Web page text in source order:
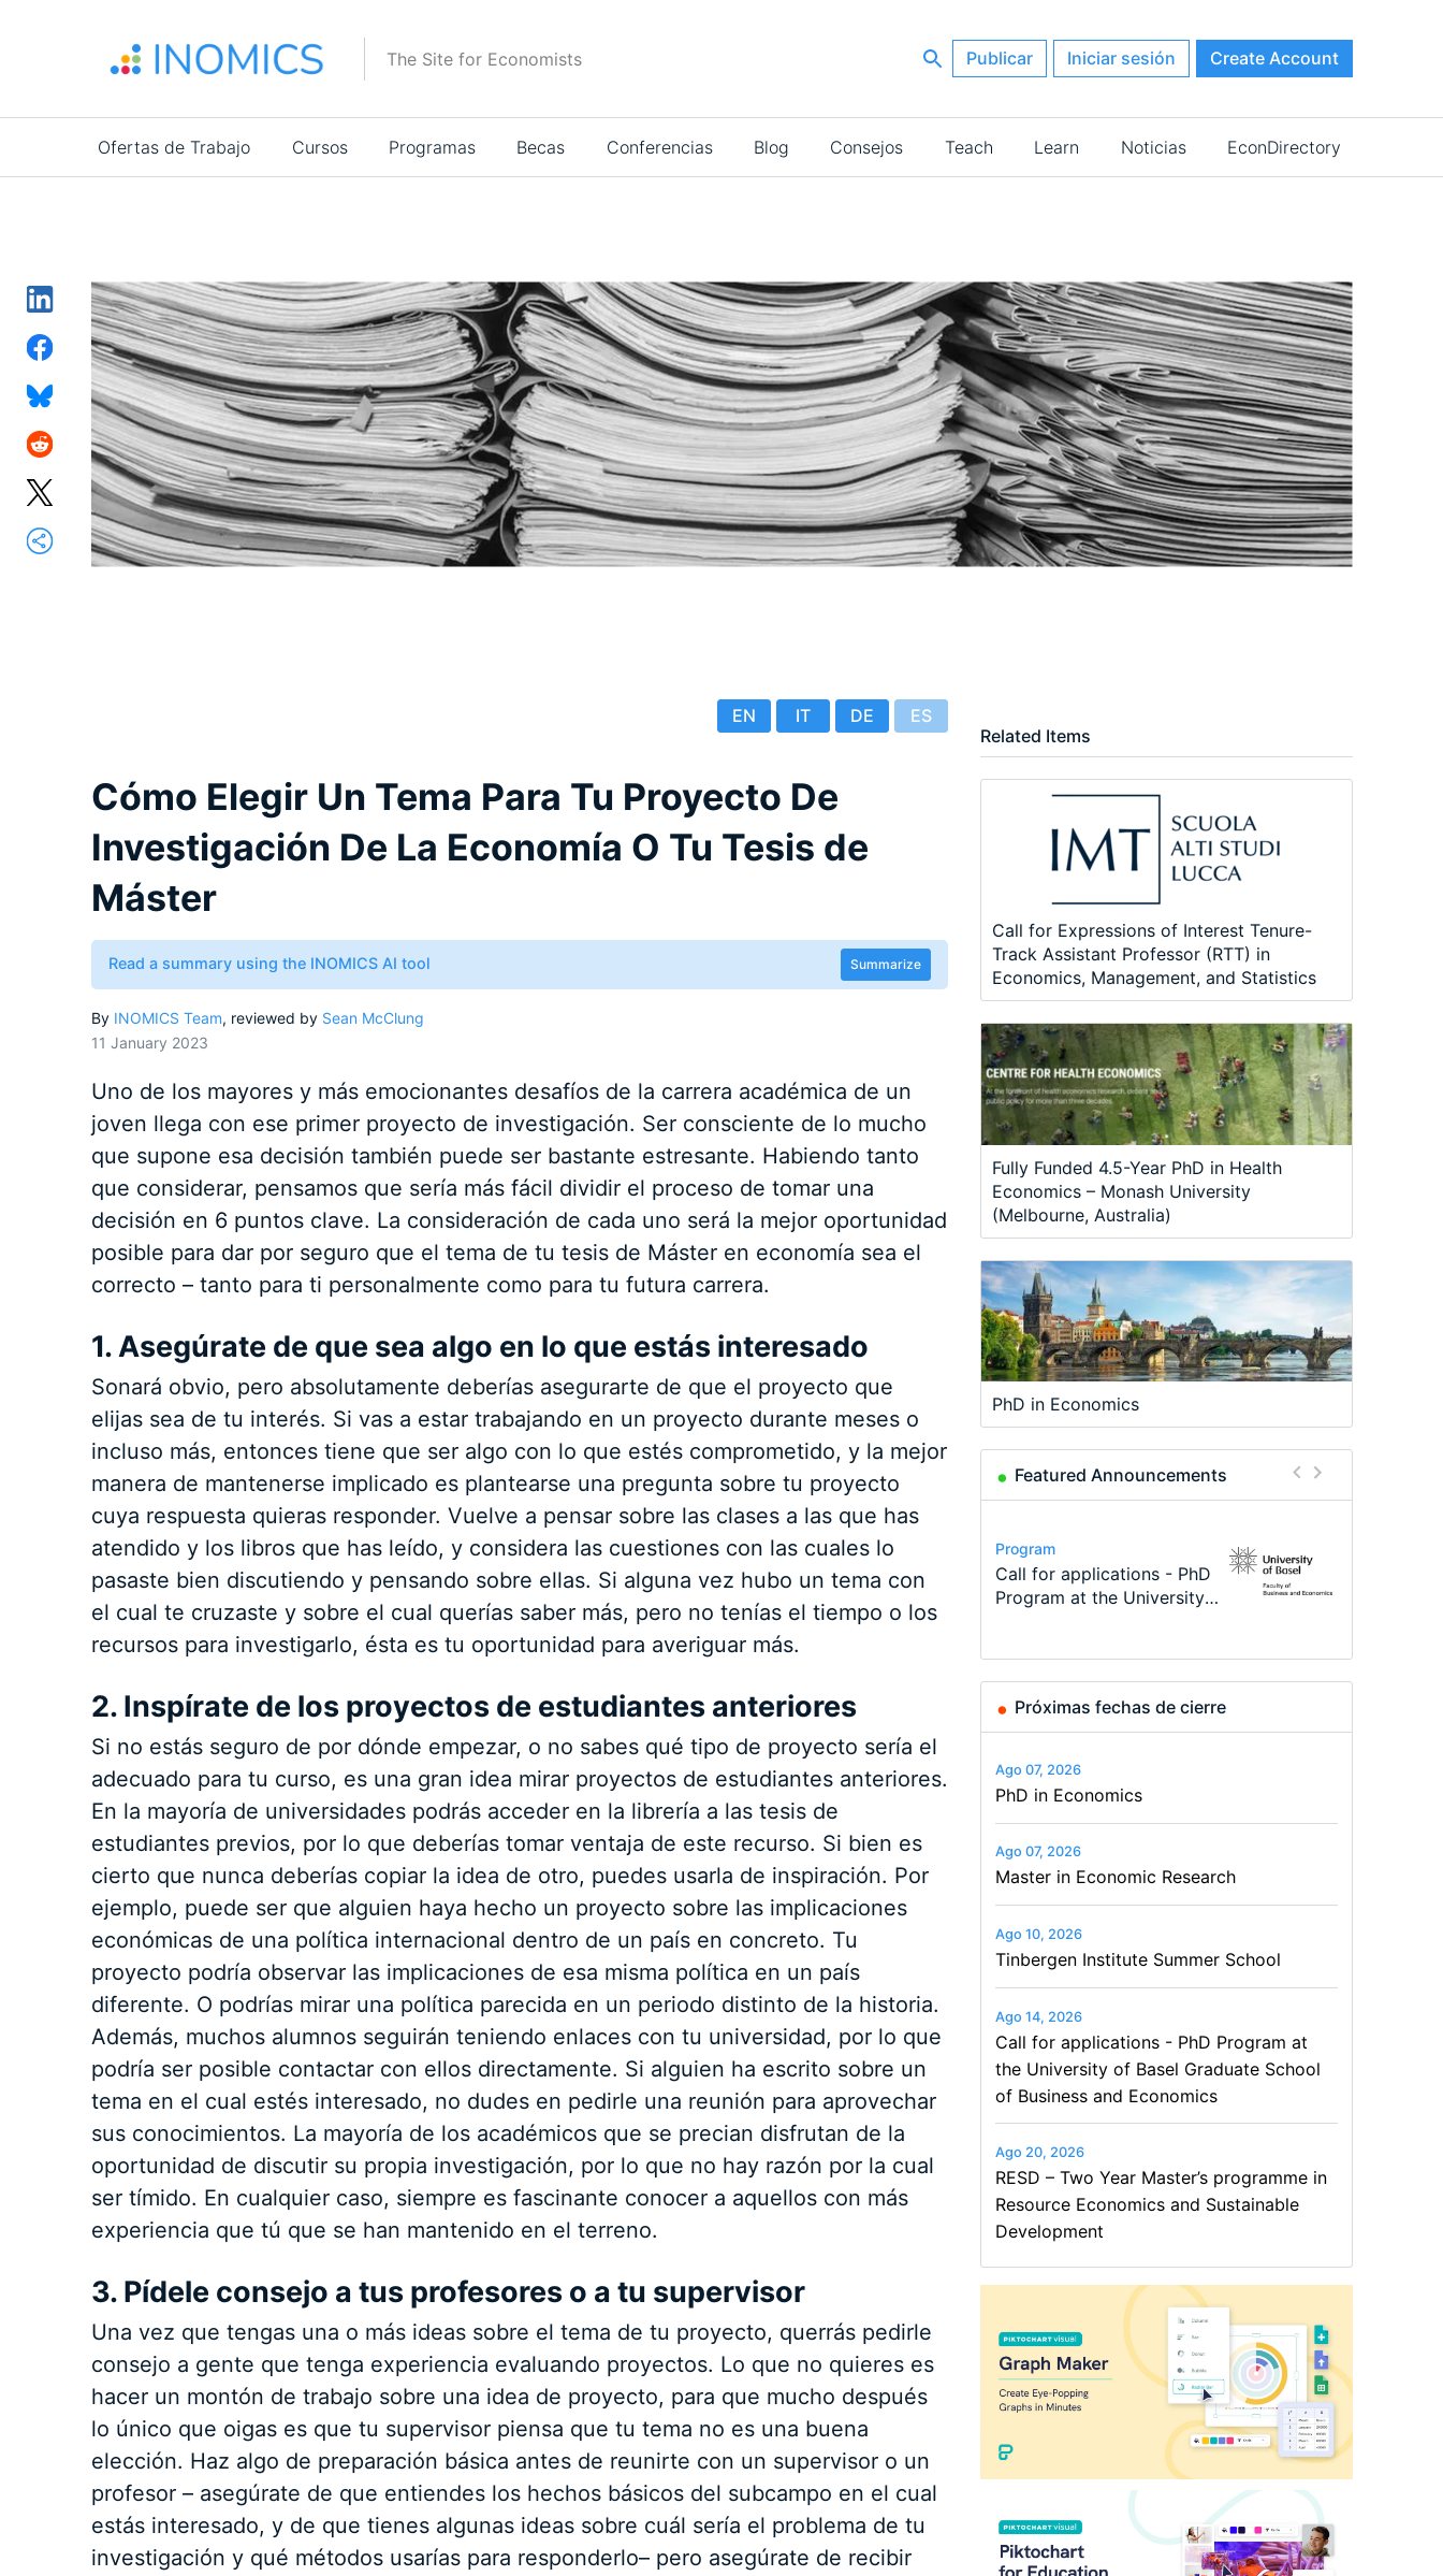
The Site for Economists Publicar Iniciar sesión Create Account
Main
navigation
Ofertas de Trabajo Cursos Programas Becas Conferencias Blog Consejos Teach Learn Noticias EconDirectory
EN IT DE ES
Cómo Elegir Un Tema Para Tu Proyecto De
Investigación De La Economía O Tu Tesis de
Máster
Read a summary using the INOMICS AI tool Summarize
By INOMICS Team, reviewed by Sean McClung
11 January 2023
Uno de los mayores y más emocionantes desafíos de la carrera académica de un
joven llega con ese primer proyecto de investigación. Ser consciente de lo mucho
que supone esa decisión también puede ser bastante estresante. Habiendo tanto
que considerar, pensamos que sería más fácil dividir el proceso de tomar una
decisión en 6 puntos clave. La consideración de cada uno será la mejor oportunidad
posible para dar por seguro que el tema de tu tesis de Máster en economía sea el
correcto – tanto para ti personalmente como para tu futura carrera.
1. Asegúrate de que sea algo en lo que estás interesado
Sonará obvio, pero absolutamente deberías asegurarte de que el proyecto que
elijas sea de tu interés. Si vas a estar trabajando en un proyecto durante meses o
incluso más, entonces tiene que ser algo con lo que estés comprometido, y la mejor
manera de mantenerse implicado es plantearse una pregunta sobre tu proyecto
cuya respuesta quieras responder. Vuelve a pensar sobre las clases a las que has
atendido y los libros que has leído, y considera las cuestiones con las cuales lo
pasaste bien discutiendo y pensando sobre ellas. Si alguna vez hubo un tema con
el cual te cruzaste y sobre el cual querías saber más, pero no tenías el tiempo o los
recursos para investigarlo, ésta es tu oportunidad para averiguar más.
2. Inspírate de los proyectos de estudiantes anteriores
Si no estás seguro de por dónde empezar, o no sabes qué tipo de proyecto sería el
adecuado para tu curso, es una gran idea mirar proyectos de estudiantes anteriores.
En la mayoría de universidades podrás acceder en la librería a las tesis de
estudiantes previos, por lo que deberías tomar ventaja de este recurso. Si bien es
cierto que nunca deberías copiar la idea de otro, puedes usarla de inspiración. Por
ejemplo, puede ser que alguien haya hecho un proyecto sobre las implicaciones
económicas de una política internacional dentro de un país en concreto. Tu
proyecto podría observar las implicaciones de esa misma política en un país
diferente. O podrías mirar una política parecida en un periodo distinto de la historia.
Además, muchos alumnos seguirán teniendo enlaces con tu universidad, por lo que
podría ser posible contactar con ellos directamente. Si alguien ha escrito sobre un
tema en el cual estés interesado, no dudes en pedirle una reunión para aprovechar
sus conocimientos. La mayoría de los académicos que se precian disfrutan de la
oportunidad de discutir su propia investigación, por lo que no hay razón por la cual
ser tímido. En cualquier caso, siempre es fascinante conocer a aquellos con más
experiencia que tú que se han mantenido en el terreno.
3. Pídele consejo a tus profesores o a tu supervisor
Una vez que tengas una o más ideas sobre el tema de tu proyecto, querrás pedirle
consejo a gente que tenga experiencia evaluando proyectos. Lo que no quieres es
hacer un montón de trabajo sobre una idea de proyecto, para que mucho después
lo único que oigas es que tu supervisor piensa que tu tema no es una buena
elección. Haz algo de preparación básica antes de reunirte con un supervisor o un
profesor – asegúrate de que entiendes los hechos básicos del subcampo en el cual
estás interesado, y de que tienes algunas ideas sobre cuál sería el problema de tu
investigación y qué métodos usarías para responderlo– pero asegúrate de recibir
Related Items
Call for Expressions of Interest Tenure-
Track Assistant Professor (RTT) in
Economics, Management, and Statistics
Fully Funded 4.5-Year PhD in Health
Economics – Monash University
(Melbourne, Australia)
PhD in Economics
Featured Announcements
Conference
Modern Difference-in-
Differences: New Problems,
Program
Call for applications - PhD
Program at the University
Program
TEaM – Two year Master's
programme in Tourism
Conference
48th RSEP International
Conference on Economics,
Course
Oxford University
Economics Summer School
Job
Economic Analyst – Tax
Modelling
Próximas fechas de cierre
Ago 07, 2026
PhD in Economics
Ago 07, 2026
Master in Economic Research
Ago 10, 2026
Tinbergen Institute Summer School
Ago 14, 2026
Call for applications - PhD Program at
the University of Basel Graduate School
of Business and Economics
Ago 20, 2026
RESD – Two Year Master’s programme in
Resource Economics and Sustainable
Development